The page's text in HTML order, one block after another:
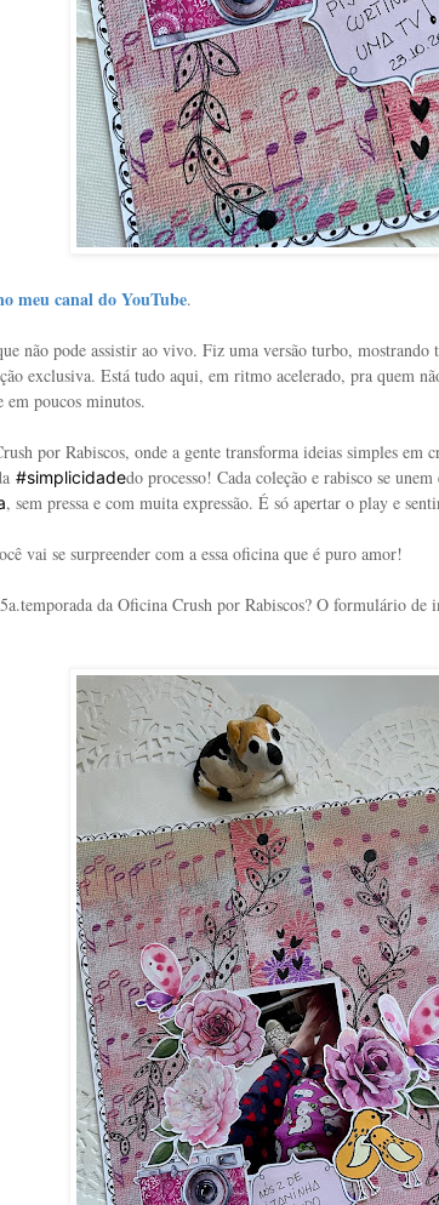
meu canal do YouTube.
não pode assistir ao vivo. Fiz uma versão turbo,
exclusiva. Está tudo aqui, em ritmo acelerado, pra quem
em poucos minutos.
por Rabiscos, onde a gente transforma ideias simples em
#simplicidadedo processo! Cada coleção e rabisco se
, sem pressa e com muita expressão. É só apertar o play e
vai se surpreender com a essa oficina que é puro amor!
da Oficina Crush por Rabiscos? O formulário de